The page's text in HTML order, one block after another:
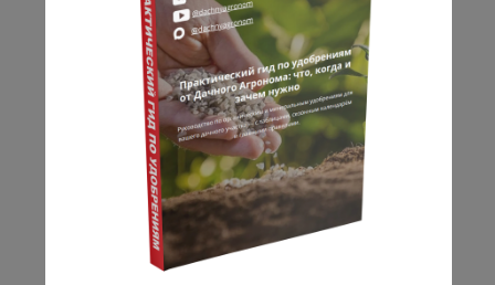
СИСТЕМА СОПРОВОЖДЕНИЯ И
ПОЗВОЛИТ ПРОЙТИ
ОГОРОДНЫЙ СЕЗОН УВЕРЕННО
— от весны до осени, без суеты,
тревоги и бесполезных покупок